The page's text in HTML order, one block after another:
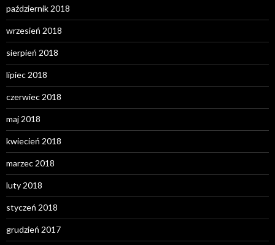
październik 2018
wrzesień 2018
sierpień 2018
lipiec 2018
czerwiec 2018
maj 2018
kwiecień 2018
marzec 2018
luty 2018
styczeń 2018
grudzień 2017